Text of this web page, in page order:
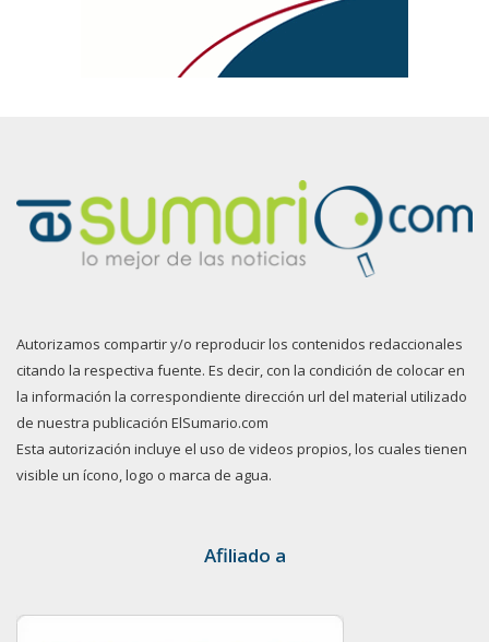
Autorizamos compartir y/o reproducir los contenidos redaccionales
citando la respectiva fuente. Es decir, con la condición de colocar en
la información la correspondiente dirección url del material utilizado
de nuestra publicación ElSumario.com
Esta autorización incluye el uso de videos propios, los cuales tienen
visible un ícono, logo o marca de agua.
Afiliado a